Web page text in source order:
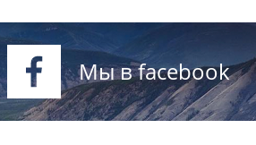
Мы в facebook